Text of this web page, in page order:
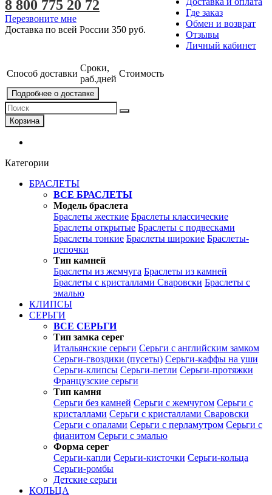
Где заказ
Обмен и возврат
Отзывы
Личный кабинет
8 800 775 20 72
Перезвоните мне
Доставка по всей России 350 руб.
Способ доставки
Сроки,
раб.дней
Стоимость
Подробнее о доставке
Корзина
Категории
БРАСЛЕТЫ
ВСЕ БРАСЛЕТЫ
Модель браслета
Браслеты жесткие Браслеты классические
Браслеты открытые Браслеты с подвесками
Браслеты тонкие Браслеты широкие Браслеты-
цепочки
Тип камней
Браслеты из жемчуга Браслеты из камней
Браслеты с кристаллами Сваровски Браслеты с
эмалью
КЛИПСЫ
СЕРЬГИ
ВСЕ СЕРЬГИ
Тип замка серег
Итальянские серьги Серьги с английским замком
Серьги-гвоздики (пусеты) Серьги-каффы на уши
Серьги-клипсы Серьги-петли Серьги-протяжки
Французские серьги
Тип камня
Серьги без камней Серьги с жемчугом Серьги с
кристаллами Серьги с кристаллами Сваровски
Серьги с опалами Серьги с перламутром Серьги с
фианитом Серьги с эмалью
Форма серег
Серьги-капли Серьги-кисточки Серьги-кольца
Серьги-ромбы
Детские серьги
КОЛЬЦА